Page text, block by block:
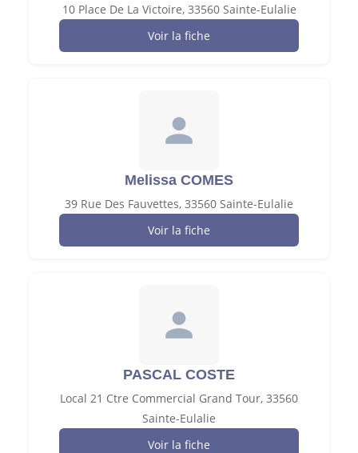
10 Place De La Victoire, 33560 Sainte-Eulalie
Voir la fiche
Melissa COMES
39 Rue Des Fauvettes, 33560 Sainte-Eulalie
Voir la fiche
PASCAL COSTE
Local 21 Ctre Commercial Grand Tour, 33560
Sainte-Eulalie
Voir la fiche